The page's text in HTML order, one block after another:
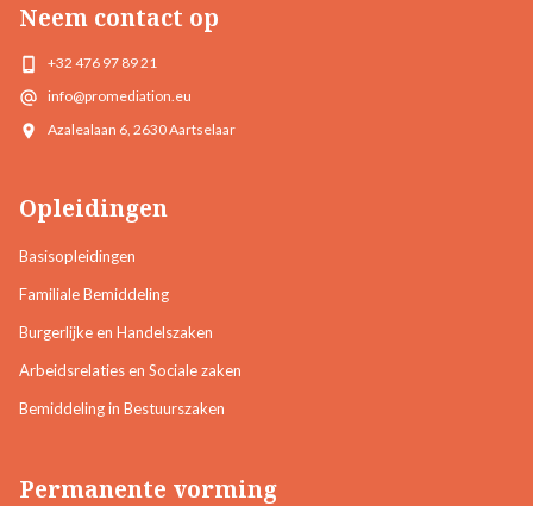
Neem contact op
+32 476 97 89 21
info@promediation.eu
Azalealaan 6, 2630 Aartselaar
Opleidingen
Basisopleidingen
Familiale Bemiddeling
Burgerlijke en Handelszaken
Arbeidsrelaties en Sociale zaken
Bemiddeling in Bestuurszaken
Permanente vorming